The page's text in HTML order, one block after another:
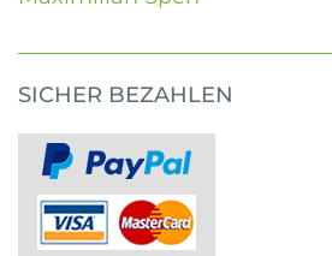
SICHER BEZAHLEN